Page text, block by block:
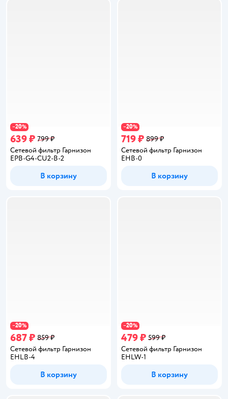
−20%
639 ₽ 799 ₽
Сетевой фильтр Гарнизон
EPB-G4-CU2-B-2
В корзину
−20%
719 ₽ 899 ₽
Сетевой фильтр Гарнизон
EHB-0
В корзину
−20%
687 ₽ 859 ₽
Сетевой фильтр Гарнизон
EHLB-4
В корзину
−20%
479 ₽ 599 ₽
Сетевой фильтр Гарнизон
EHLW-1
В корзину